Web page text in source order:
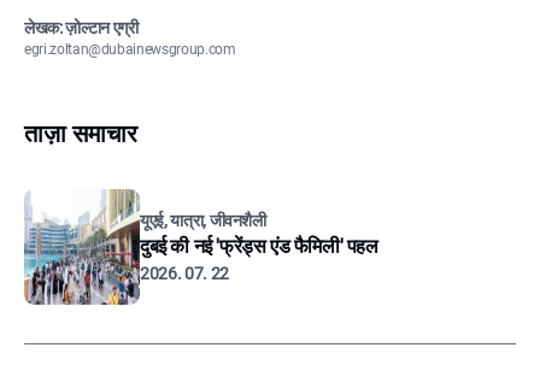
लेखक: ज़ोल्टान एग्री
egri.zoltan@dubainewsgroup.com
ताज़ा समाचार
यूएई, यात्रा, जीवनशैली
दुबई की नई 'फ्रेंड्स एंड फैमिली' पहल
2026. 07. 22